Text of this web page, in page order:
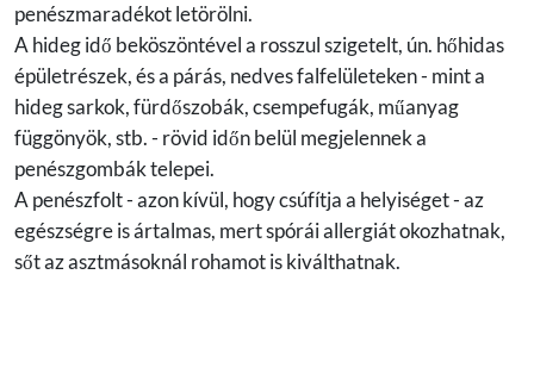
penészmaradékot letörölni.
A hideg idő beköszöntével a rosszul szigetelt, ún. hőhidas
épületrészek, és a párás, nedves falfelületeken - mint a
hideg sarkok, fürdőszobák, csempefugák, műanyag
függönyök, stb. - rövid időn belül megjelennek a
penészgombák telepei.
A penészfolt - azon kívül, hogy csúfítja a helyiséget - az
egészségre is ártalmas, mert spórái allergiát okozhatnak,
sőt az asztmásoknál rohamot is kiválthatnak.